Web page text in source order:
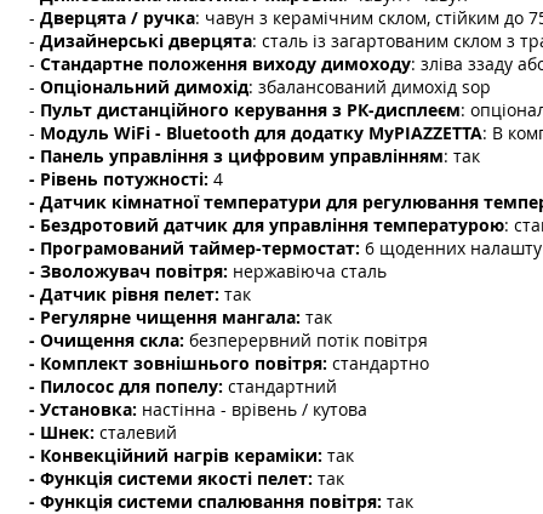
- Дверцята / ручка: чавун з керамічним склом, стійким до
- Дизайнерські дверцята: сталь із загартованим склом з
- Стандартне положення виходу димоходу: зліва ззаду
- Опціональний димохід: збалансований димохід sop
- Пульт дистанційного керування з РК-дисплеєм:
- Модуль WiFi - Bluetooth для додатку MyPIAZZETTA: В
- Панель управління з цифровим управлінням: так
- Рівень потужності: 4
- Датчик кімнатної температури для регулювання
- Бездротовий датчик для управління температурою:
- Програмований таймер-термостат: 6 щоденних
- Зволожувач повітря: нержавіюча сталь
- Датчик рівня пелет: так
- Регулярне чищення мангала: так
- Очищення скла: безперервний потік повітря
- Комплект зовнішнього повітря: стандартно
- Пилосос для попелу: стандартний
- Установка: настінна - врівень / кутова
- Шнек: сталевий
- Конвекційний нагрів кераміки: так
- Функція системи якості пелет: так
- Функція системи спалювання повітря: так